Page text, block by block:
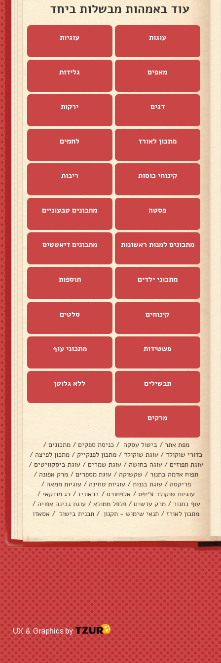
עוד באמהות מבשלות ביחד
עוגות עוגיות
מאפים גלידות
דגים ירקות
מתכון לאורז לחמים
קינוחי כוסות ריבות
פסטה מתכונים טבעוניים
מתכונים למנות ראשונות מתכונים דיאטטים
מתכוני ילדים תוספות
קינוחים סלטים
פשטידות מתכוני עוף
תבשילים ללא גלוטן
מרקים
מפת אתר / ביטול עסקה / כניסת ספקים / מתכונים /
כדורי שוקולד / עוגת שוקולד / מתכון לפנקייק / מתכון לפיצה /
עוגת תפוזים / עוגה בחושה / עוגת שמרים / עוגת ביסקוויטים /
תפוח אדמה בתנור / שקשוקה / עוגת מספרים / מרק אפונה /
פריקסה / עוגת בננות / עוגיות טחינה / עוגיות חמאה /
עוגיות שוקולד צ׳יפס / אלפחורס / בראוניז / דג מרוקאי /
עוף בתנור / מרק עדשים / פלפל ממולא / עוגת גבינה אפויה /
מתכון לאורז / תנאי שימוש - תקנון / תכנית בישול / אסאדו